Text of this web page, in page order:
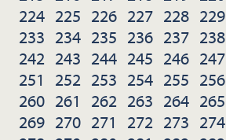
224 225 226 227 228 229
233 234 235 236 237 238
242 243 244 245 246 247
251
252 253 254 255 256
260 261 262 263 264 265
269 270 271 272 273 274